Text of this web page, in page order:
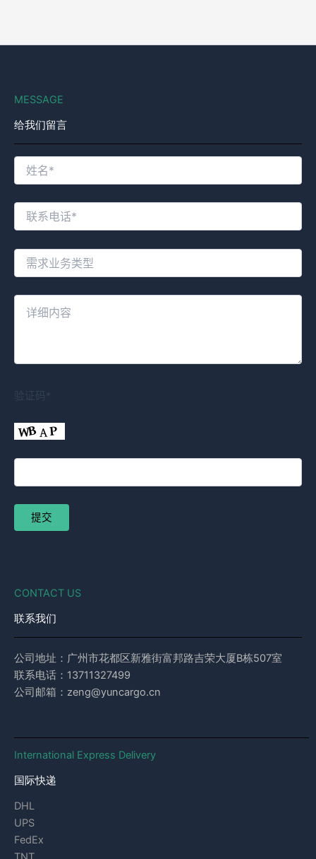
MESSAGE
给我们留言
验证码*
CONTACT US
联系我们
公司地址：广州市花都区新雅街富邦路吉荣大厦B栋507室
联系电话：13711327499
公司邮箱：zeng@yuncargo.cn
International Express Delivery
国际快递
DHL
UPS
FedEx